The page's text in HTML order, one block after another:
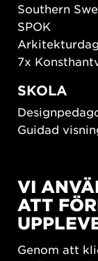
Southern
SPOK
7x
SKOLA
Guidad
New
Share Future
What
VI
ATT
Genom att